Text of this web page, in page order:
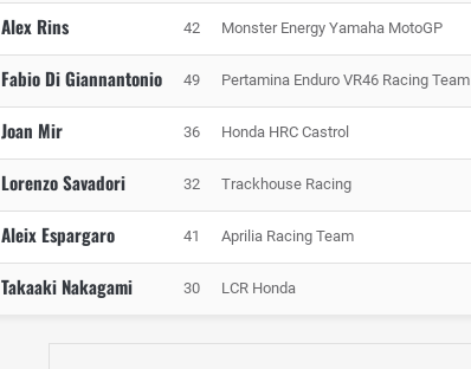
Alex Rins 42 Monster Energy Yamaha MotoGP
Fabio Di Giannantonio 49 Pertamina Enduro VR46 Racing Team
Joan Mir 36 Honda HRC Castrol
Lorenzo Savadori 32 Trackhouse Racing
Aleix Espargaro 41 Aprilia Racing Team
Takaaki Nakagami 30 LCR Honda